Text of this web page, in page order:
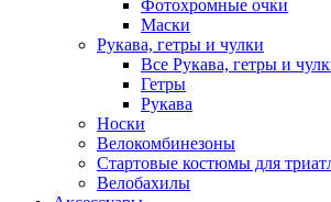
Фотохромные очки
Маски
Рукава, гетры и чулки
Все Рукава, гетры и
Гетры
Рукава
Носки
Велокомбинезоны
Стартовые костюмы для
Велобахилы